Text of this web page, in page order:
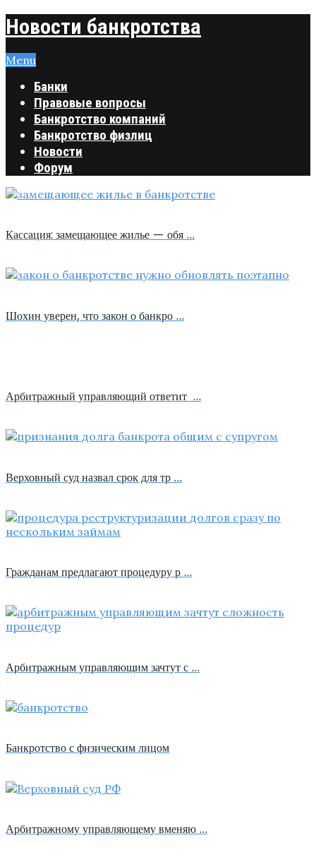
Новости банкротства
Menu
Банки
Правовые вопросы
Банкротство компаний
Банкротство физлиц
Новости
Форум
Кассация: замещающее жилье — обя …
Шохин уверен, что закон о банкро …
Арбитражный управляющий ответит …
Верховный суд назвал срок для тр …
Гражданам предлагают процедуру р …
Арбитражным управляющим зачтут с …
Банкротство с физическим лицом
Арбитражному управляющему вменяю …